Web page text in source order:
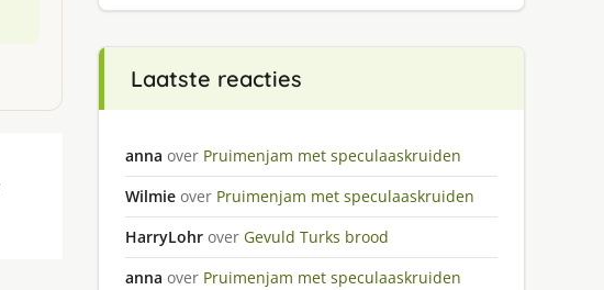
Laatste reacties
anna over Pruimenjam met speculaaskruiden
Wilmie over Pruimenjam met speculaaskruiden
HarryLohr over Gevuld Turks brood
anna over Pruimenjam met speculaaskruiden